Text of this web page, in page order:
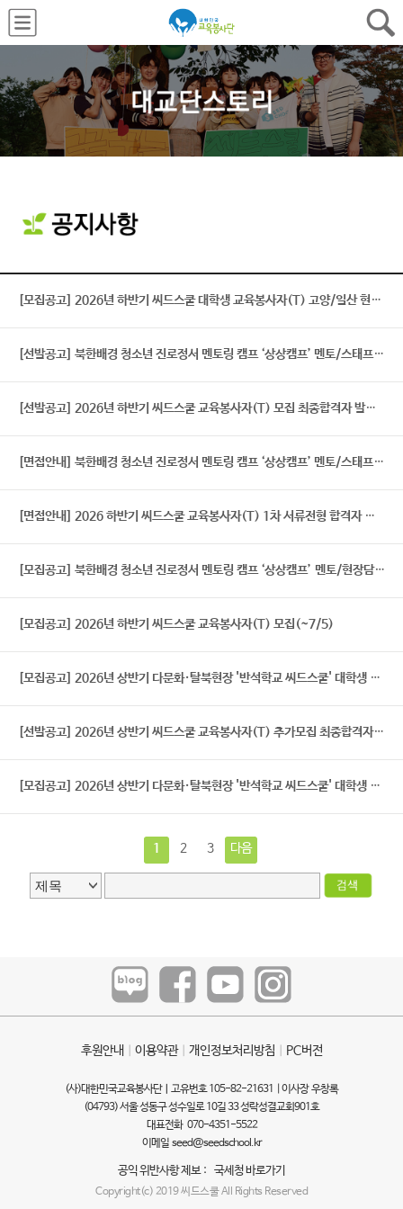
[모집공고] 2026년 하반기 씨드스쿨 대학생 교육봉사자(T) 고양/일산 현장 추가모집(~7/26)
[선발공고] 북한배경 청소년 진로정서 멘토링 캠프 ‘상상캠프’ 멘토/스태프 최종 합격자 발표
[선발공고] 2026년 하반기 씨드스쿨 교육봉사자(T) 모집 최종합격자 발표
[면접안내] 북한배경 청소년 진로정서 멘토링 캠프 ‘상상캠프’ 멘토/스태프 1차 서류전형 합격자 발표 및 면접안내
[면접안내] 2026 하반기 씨드스쿨 교육봉사자(T) 1차 서류전형 합격자 발표 및 면접안내
[모집공고] 북한배경 청소년 진로정서 멘토링 캠프 ‘상상캠프’ 멘토/현장담당자/스태프 모집(~7/5)
[모집공고] 2026년 하반기 씨드스쿨 교육봉사자(T) 모집(~7/5)
[모집공고] 2026년 상반기 다문화·탈북현장 '반석학교 씨드스쿨' 대학생 교육봉사자(T/M) 추가모집 (~3/22)
[선발공고] 2026년 상반기 씨드스쿨 교육봉사자(T) 추가모집 최종합격자 발표
[모집공고] 2026년 상반기 다문화·탈북현장 '반석학교 씨드스쿨' 대학생 교육봉사자(T/M) 모집 (~3/14)
1 2 3 다음
후원안내 이용약관ㅣ 개인정보처리방침 PC버전
(사)대한민국교육봉사단ㅣ고유번호 105-82-21631 | 이사장 우창록
(04793) 서울 성동구 성수일로 10길 33 성락성결교회901호
대표전화 070-4351-5522
이메일 seed@seedschool.kr
공익 위반사항 제보 : 국세청 바로가기
Copyright(c) 2019 씨드스쿨 All Rights Reserved